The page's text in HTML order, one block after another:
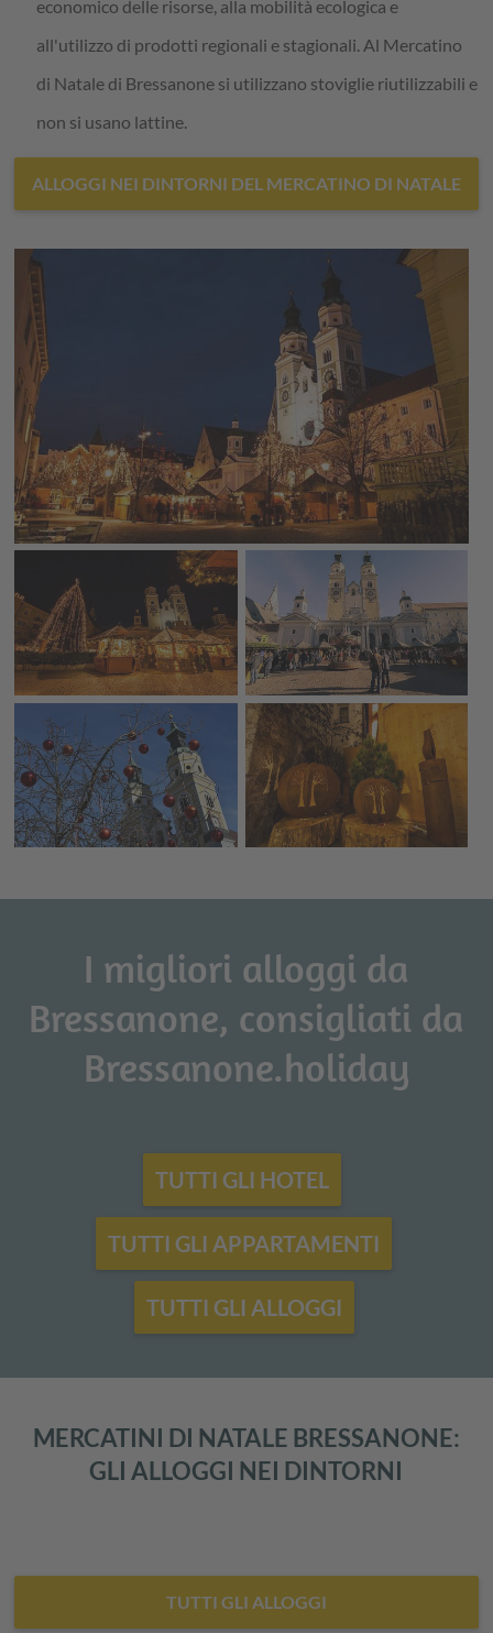
economico delle risorse, alla mobilità ecologica e
all'utilizzo di prodotti regionali e stagionali. Al Mercatino
di Natale di Bressanone si utilizzano stoviglie riutilizzabili e
non si usano lattine.
ALLOGGI NEI DINTORNI DEL MERCATINO DI NATALE
I migliori alloggi da
Bressanone, consigliati da
Bressanone.holiday
TUTTI GLI HOTEL
TUTTI GLI APPARTAMENTI
TUTTI GLI ALLOGGI
MERCATINI DI NATALE BRESSANONE:
GLI ALLOGGI NEI DINTORNI
TUTTI GLI ALLOGGI